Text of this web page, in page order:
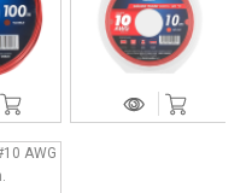
AWG